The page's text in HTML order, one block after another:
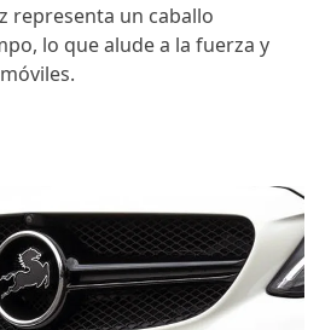
representa un caballo
lo que alude a la fuerza y